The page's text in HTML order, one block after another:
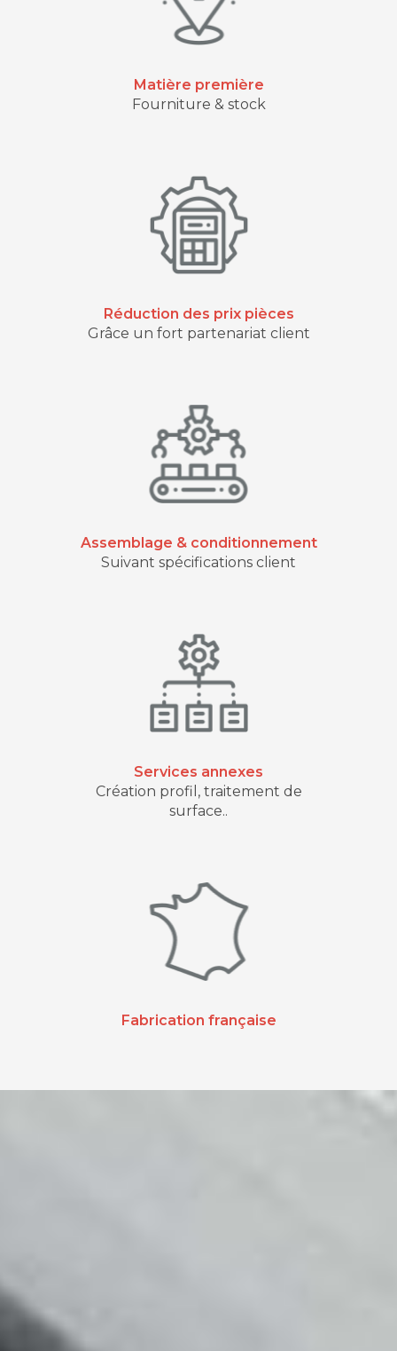
Matière première
Fourniture & stock
Réduction des prix pièces
Grâce un fort partenariat client
Assemblage & conditionnement
Suivant spécifications client
Services annexes
Création profil, traitement de
surface..
Fabrication française